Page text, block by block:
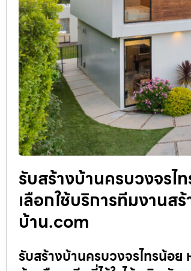
รับสร้างบ้านครบวงจร
เลือกใช้บริการทีมงานส
บ้าน.com
รับสร้างบ้านครบวงจรไทรน้อ